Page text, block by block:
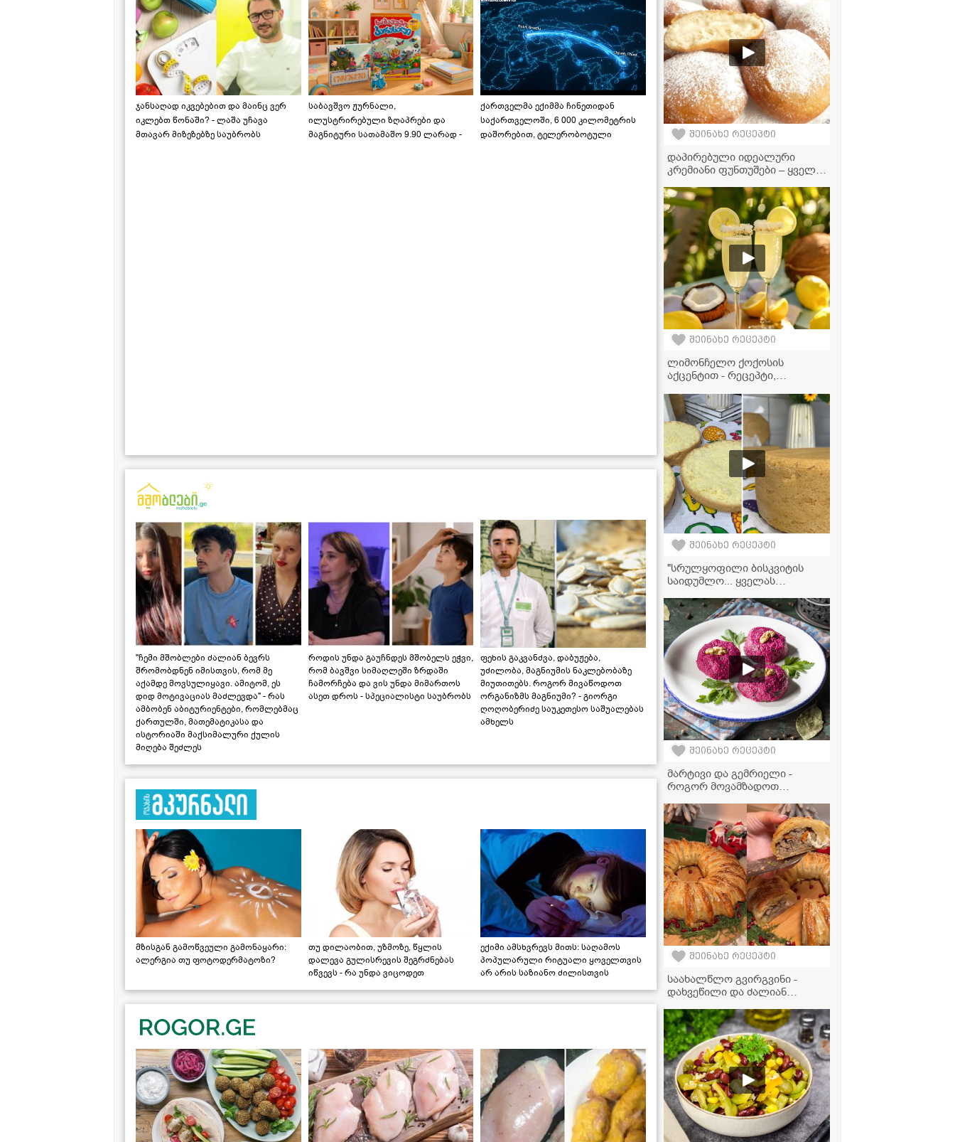
ჯანსაღად იკვებებით და მაინც ვერ
იკლებთ წონაში? - ლაშა უჩავა
მთავარ მიზეზებზე საუბრობს
საბავშვო ჟურნალი,
ილუსტრირებული ზღაპრები და
მაგნიტური სათამაშო 9.90 ლარად -
ქართველმა ექიმმა ჩინეთიდან
საქართველოში, 6 000 კილომეტრის
დაშორებით, ტელერობოტული
"ჩემი მშობლები ძალიან ბევრს
შრომობდნენ იმისთვის, რომ მე
აქამდე მოვსულიყავი. ამიტომ, ეს
დიდ მოტივაციას მაძლევდა" - რას
ამბობენ აბიტურიენტები, რომლებმაც
ქართულში, მათემატიკასა და
ისტორიაში მაქსიმალური ქულის
მიღება შეძლეს
როდის უნდა გაუჩნდეს მშობელს ეჭვი,
რომ ბავშვი სიმაღლეში ზრდაში
ჩამორჩება და ვის უნდა მიმართოს
ასეთ დროს - სპეციალისტი საუბრობს
ფეხის გაკვანძვა, დაბუჟება,
უძილობა, მაგნიუმის ნაკლებობაზე
მიუთითებს. როგორ მივაწოდოთ
ორგანიზმს მაგნიუმი? - გიორგი
ღოღობერიძე საუკეთესო საშუალებას
ამხელს
მზისგან გამოწვეული გამონაყარი:
ალერგია თუ ფოტოდერმატოზი?
თუ დილაობით, უზმოზე, წყლის
დალევა გულისრევის შეგრძნებას
იწვევს - რა უნდა ვიცოდეთ
ექიმი ამსხვრევს მითს: საღამოს
პოპულარული რიტუალი ყოველთვის
არ არის საზიანო ძილისთვის
შეინახე რეცეპტი
დაპირებული იდეალური
კრემიანი ფუნთუშები – ყველა
შეინახე რეცეპტი
ლიმონჩელო ქოქოსის
აქცენტით - რეცეპტი,
წარმოდგენას შეცვლის ამ
სასმელზე!
შეინახე რეცეპტი
"სრულყოფილი ბისკვიტის
საიდუმლო... ყველას
მკითხელის ვიდეორეცეპტი
შეინახე რეცეპტი
მარტივი და გემრიელი -
როგორ მოვამზადოთ
შეინახე რეცეპტი
საახალწლო გვირგვინი -
დახვეწილი და ძალიან
თქვენი სადღესასწაულო
სუფრისთვის